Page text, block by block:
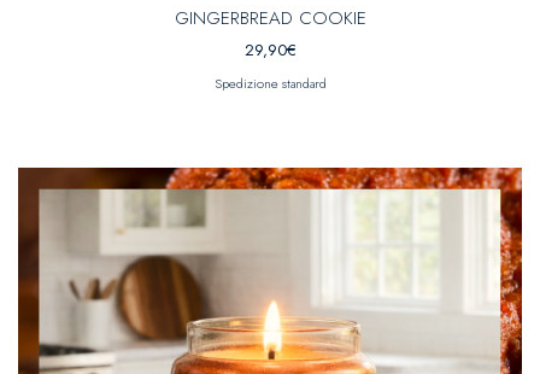
GINGERBREAD COOKIE
29,90€
Spedizione standard